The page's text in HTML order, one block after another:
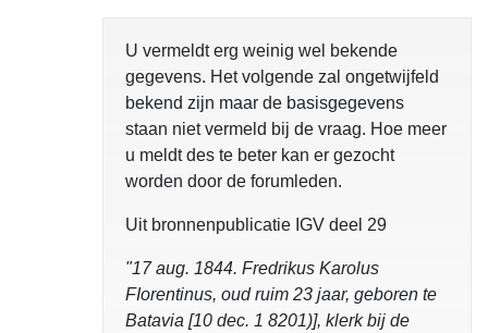
U vermeldt erg weinig wel bekende
gegevens. Het volgende zal ongetwijfeld
bekend zijn maar de basisgegevens
staan niet vermeld bij de vraag. Hoe meer
u meldt des te beter kan er gezocht
worden door de forumleden.
Uit bronnenpublicatie IGV deel 29
"17 aug. 1844. Fredrikus Karolus
FIorentinus, oud ruim 23 jaar, geboren te
Batavia [10 dec. 1 8201)], klerk bij de